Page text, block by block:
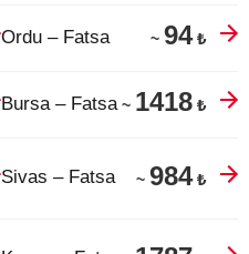
Ordu – Fatsa ~ 94 ₺
Bursa – Fatsa ~ 1418 ₺
Sivas – Fatsa ~ 984 ₺